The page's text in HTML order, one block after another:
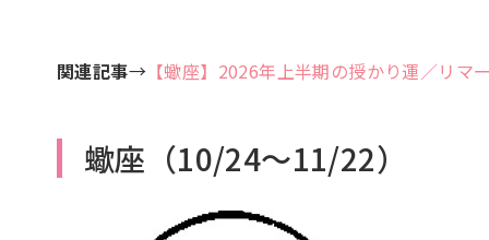
関連記事→ 【蠍座】2026年上半期の授かり運／リマ
蠍座（10/24～11/22）